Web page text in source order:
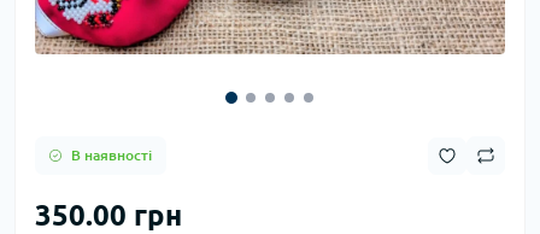
В наявності
350.00 грн